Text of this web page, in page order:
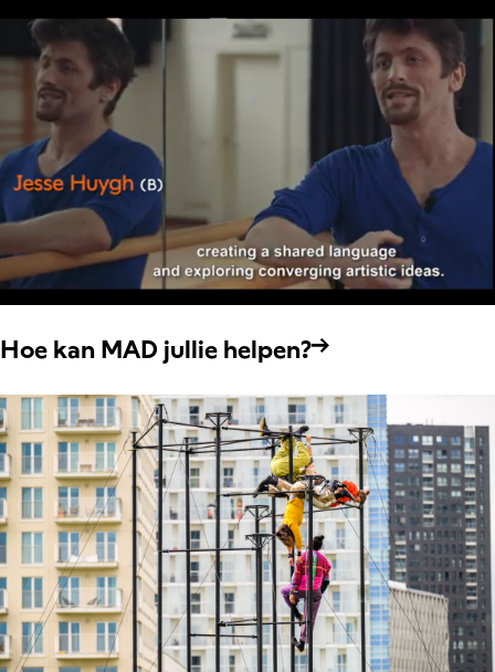
Hoe kan MAD jullie helpen?